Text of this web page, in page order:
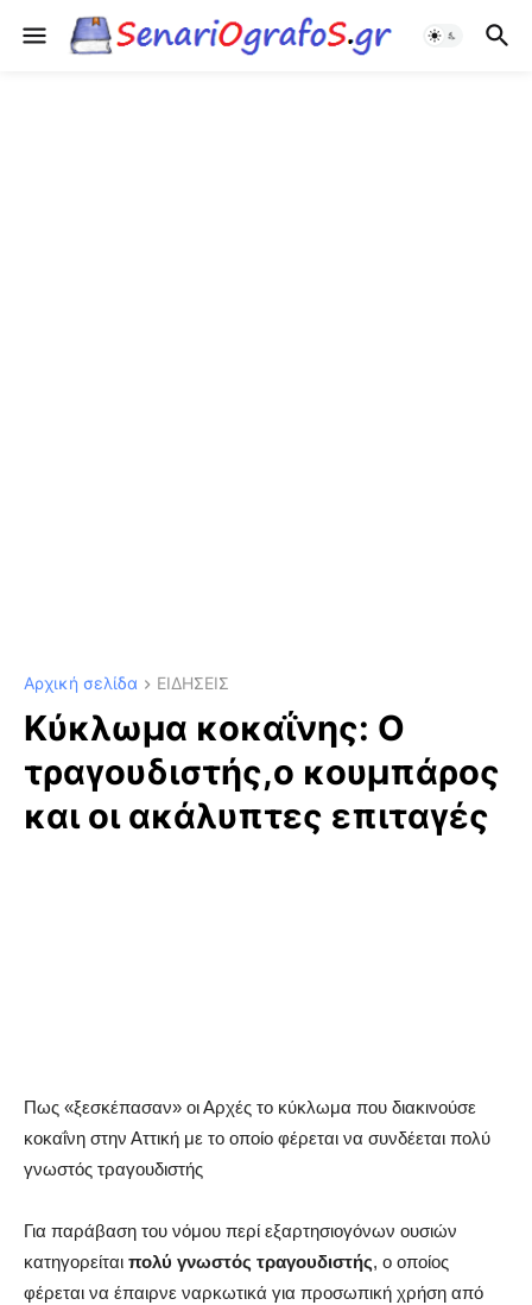
Αρχική σελίδα ΕΙΔΗΣΕΙΣ
Κύκλωμα κοκαΐνης: Ο
τραγουδιστής,ο κουμπάρος
και οι ακάλυπτες επιταγές
Πως «ξεσκέπασαν» οι Αρχές το κύκλωμα που διακινούσε
κοκαΐνη στην Αττική με το οποίο φέρεται να συνδέεται πολύ
γνωστός τραγουδιστής
Για παράβαση του νόμου περί εξαρτησιογόνων ουσιών
κατηγορείται πολύ γνωστός τραγουδιστής, ο οποίος
φέρεται να έπαιρνε ναρκωτικά για προσωπική χρήση από